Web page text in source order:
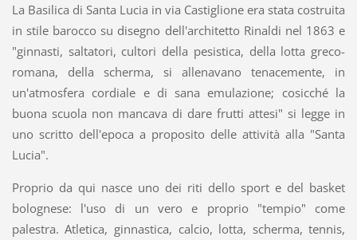
La Basilica di Santa Lucia in via Castiglione era stata costruita
in stile barocco su disegno dell'architetto Rinaldi nel 1863 e
"ginnasti, saltatori, cultori della pesistica, della lotta greco-
romana, della scherma, si allenavano tenacemente, in
un'atmosfera cordiale e di sana emulazione; cosicché la
buona scuola non mancava di dare frutti attesi" si legge in
uno scritto dell'epoca a proposito delle attività alla "Santa
Lucia".
Proprio da qui nasce uno dei riti dello sport e del basket
bolognese: l'uso di un vero e proprio "tempio" come
palestra. Atletica, ginnastica, calcio, lotta, scherma, tennis,